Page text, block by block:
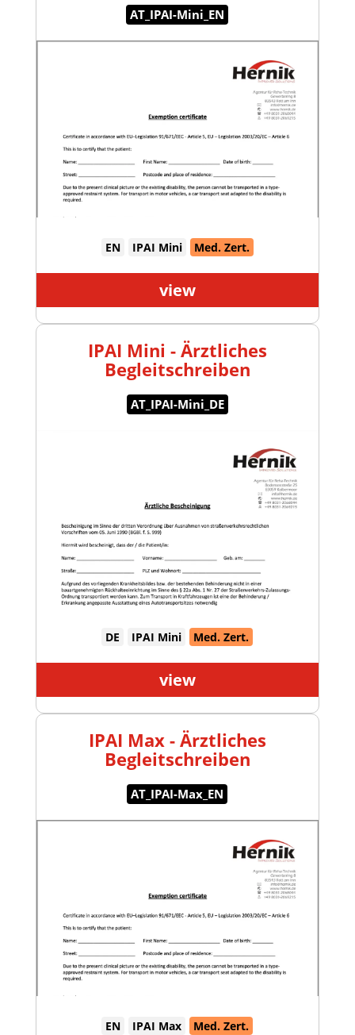
AT_IPAI-Mini_EN
EN IPAI Mini Med. Zert.
view
AT_IPAI-Mini_DE
IPAI Mini - Ärztliches
Begleitschreiben
DE IPAI Mini Med. Zert.
view
AT_IPAI-Max_EN
IPAI Max - Ärztliches
Begleitschreiben
EN IPAI Max Med. Zert.